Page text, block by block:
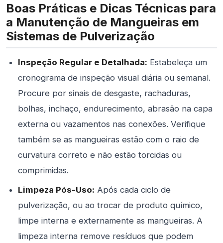
Boas Práticas e Dicas Técnicas para
a Manutenção de Mangueiras em
Sistemas de Pulverização
Inspeção Regular e Detalhada: Estabeleça um
cronograma de inspeção visual diária ou semanal.
Procure por sinais de desgaste, rachaduras,
bolhas, inchaço, endurecimento, abrasão na capa
externa ou vazamentos nas conexões. Verifique
também se as mangueiras estão com o raio de
curvatura correto e não estão torcidas ou
comprimidas.
Limpeza Pós-Uso: Após cada ciclo de
pulverização, ou ao trocar de produto químico,
limpe interna e externamente as mangueiras. A
limpeza interna remove resíduos que podem